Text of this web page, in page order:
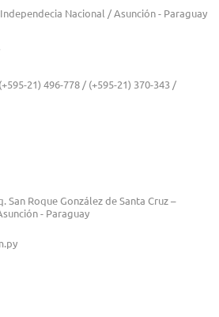
Nacional / Asunción - Paraguay
21) 496-778 / (+595-21) 370-343 /
San Roque González de Santa Cruz –
- Paraguay